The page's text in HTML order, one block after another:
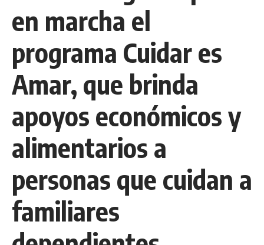
en marcha el
programa Cuidar es
Amar, que brinda
apoyos económicos y
alimentarios a
personas que cuidan a
familiares